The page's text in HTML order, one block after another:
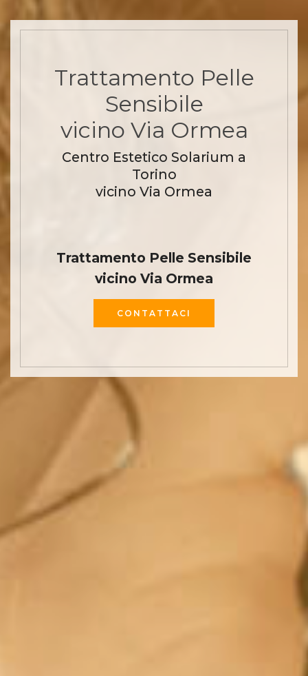
Trattamento Pelle
Sensibile
vicino Via Ormea
Centro Estetico Solarium a
Torino
vicino Via Ormea
Trattamento Pelle Sensibile
vicino Via Ormea
CONTATTACI